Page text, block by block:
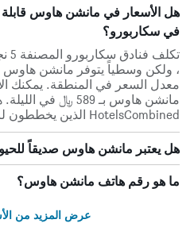
في سكاربورو؟
معدل السعر في المنطقة. يمكنك
مانشن هاوس بـ 589
HotelsCombined الذين يخططون لزيارة سكاربورو.
هل يعتبر مانشن هاوس صديقاً
ما هو رقم هاتف مانشن هاوس؟
عرض المزيد من